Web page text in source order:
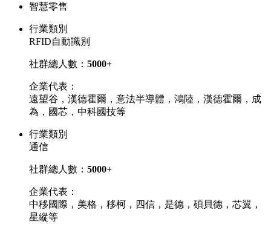
智慧零售
行業類別
RFID自動識別
社群總人數： 5000+
企業代表：
遠望谷，漢德霍爾，意法半導體，鴻陸，漢德霍爾，成
為，國芯，中科國技等
行業類別
通信
社群總人數： 5000+
企業代表：
中移國際，美格，移柯，四信，是德，碩貝德，芯翼，
星縱等